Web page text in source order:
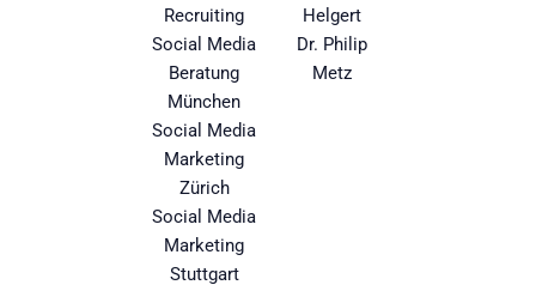
Recruiting
Social Media
Beratung
München
Social Media
Marketing
Zürich
Social Media
Marketing
Stuttgart
Helgert
Dr. Philip
Metz